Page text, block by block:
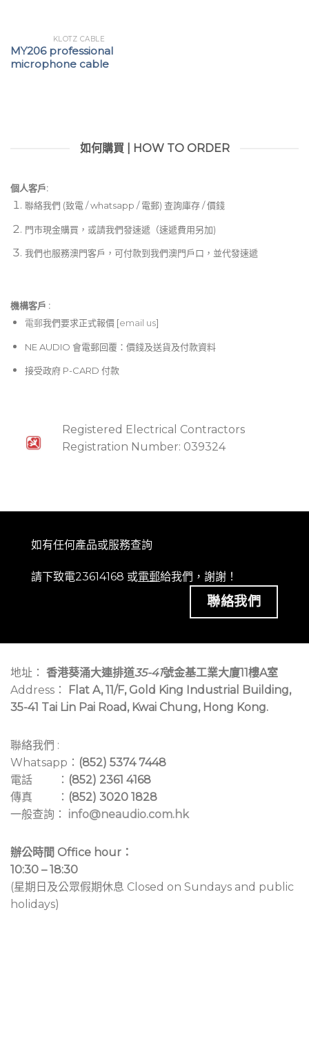
KLOTZ CABLE
MY206 professional
microphone cable
如何購買 | HOW TO ORDER
個人客戶:
聯絡我們 (致電 / whatsapp / 電郵) 查詢庫存 / 價錢
門市現金購買，或請我們發速遞（速遞費用另加)
我們也服務澳門客戶，可付款到我們澳門戶口，並代發速遞
機構客戶 :​
電郵我們要求正式報價 [email us]
NE AUDIO 會電郵回覆：價錢及送貨及付款資料
接受政府 P-CARD 付款
Registered Electrical Contractors
Registration Number: 039324
如有任何產品或服務查詢
請下致電23614168 或電郵給我們，謝謝！
聯絡我們
地址： 香港葵涌大連排道35-41號金基工業大廈11樓A室
Address：
Flat A, 11/F, Gold King Industrial Building,
35-41 Tai Lin Pai Road, Kwai Chung, Hong Kong.
聯絡我們 :
Whatsapp： (852) 5374 7448
電話 ： (852) 2361 4168
傳真 ： (852) 3020 1828
一般查詢： info@neaudio.com.hk
辦公時間 Office hour：
10:30 – 18:30
(星期日及公眾假期休息 Closed on Sundays and public
holidays)